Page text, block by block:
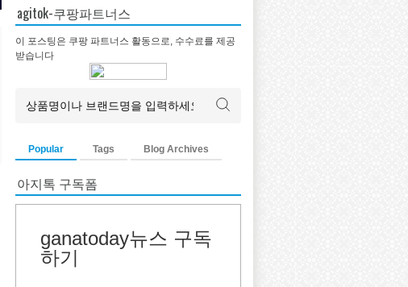
agitok-쿠팡파트너스
이 포스팅은 쿠팡 파트너스 활동으로, 수수료를 제공
받습니다
Popular Tags Blog Archives
아지톡 구독폼
ganatoday뉴스 구독
하기